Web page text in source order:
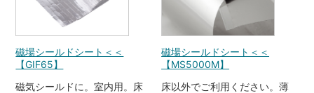
磁場シールドシート＜＜
【GIF65】
磁気シールドに。室内用。床
磁場シールドシート＜＜
【MS5000M】
床以外でご利用ください。薄